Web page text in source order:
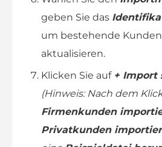
geben Sie das
um bestehende
aktualisieren.
Klicken Sie auf + Import
(Hinweis: Nach dem
Firmenkunden
Privatkunden